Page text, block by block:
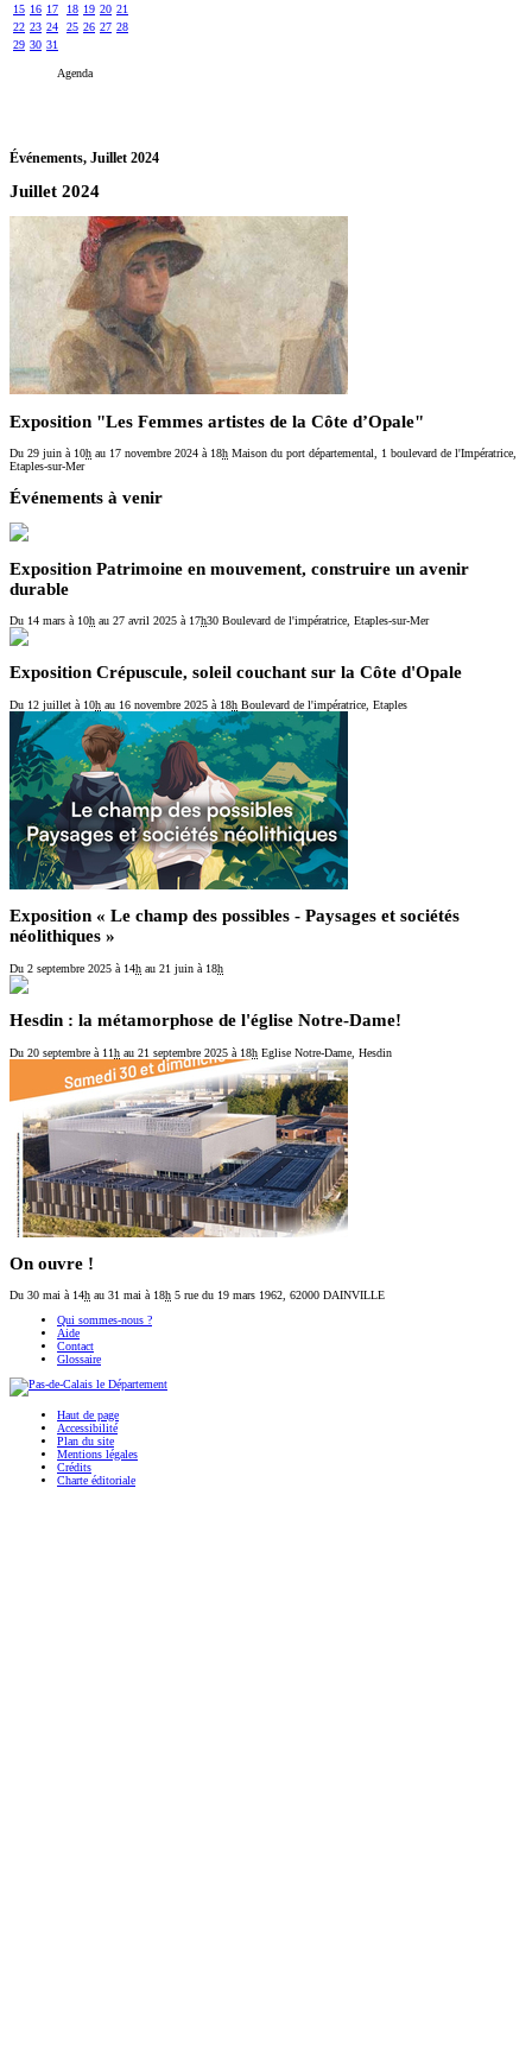
15 16 17 18 19 20 21
22 23 24 25 26 27 28
29 30 31
Agenda
Événements, Juillet 2024
Juillet 2024
Exposition "Les Femmes artistes de la Côte d’Opale"
Du 29 juin à 10h au 17 novembre 2024 à 18h Maison du port départemental, 1 boulevard de l'Impératrice,
Etaples-sur-Mer
Événements à venir
Exposition Patrimoine en mouvement, construire un avenir
durable
Du 14 mars à 10h au 27 avril 2025 à 17h30 Boulevard de l'impératrice, Etaples-sur-Mer
Exposition Crépuscule, soleil couchant sur la Côte d'Opale
Du 12 juillet à 10h au 16 novembre 2025 à 18h Boulevard de l'impératrice, Etaples
Exposition « Le champ des possibles - Paysages et sociétés
néolithiques »
Du 2 septembre 2025 à 14h au 21 juin à 18h
Hesdin : la métamorphose de l'église Notre-Dame!
Du 20 septembre à 11h au 21 septembre 2025 à 18h Eglise Notre-Dame, Hesdin
On ouvre !
Du 30 mai à 14h au 31 mai à 18h 5 rue du 19 mars 1962, 62000 DAINVILLE
Qui sommes-nous ?
Aide
Contact
Glossaire
Haut de page
Accessibilité
Plan du site
Mentions légales
Crédits
Charte éditoriale